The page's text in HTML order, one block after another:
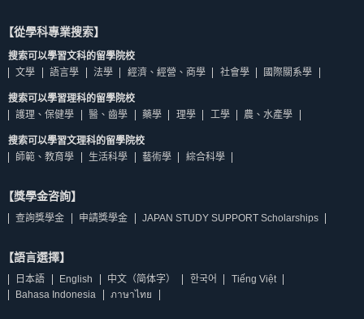
【從學科專業搜索】
搜索可以學習文科的留學院校
文學
語言學 法學 經濟、經營、商學 社會學 國際關系學
搜索可以學習理科的留學院校
護理、保健學
醫、齒學 藥學 理學 工學 農、水產學
搜索可以學習文理科的留學院校
師範、教育學
生活科學 藝術學 綜合科學
【獎學金咨詢】
查詢獎學金 申請獎學金 JAPAN STUDY SUPPORT Scholarships
【語言選擇】
日本語 English 中文（简体字） 한국어
Tiếng Việt
Bahasa Indonesia
ภาษาไทย